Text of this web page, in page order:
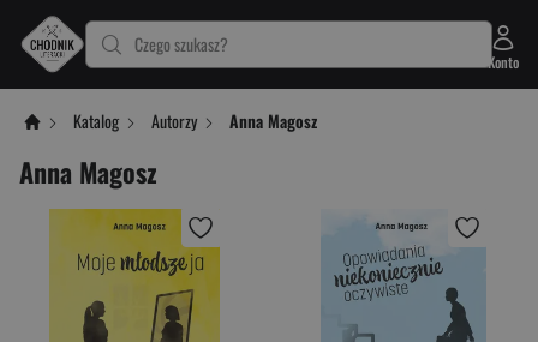
Czego szukasz?
Konto
Katalog Autorzy Anna Magosz
Anna Magosz